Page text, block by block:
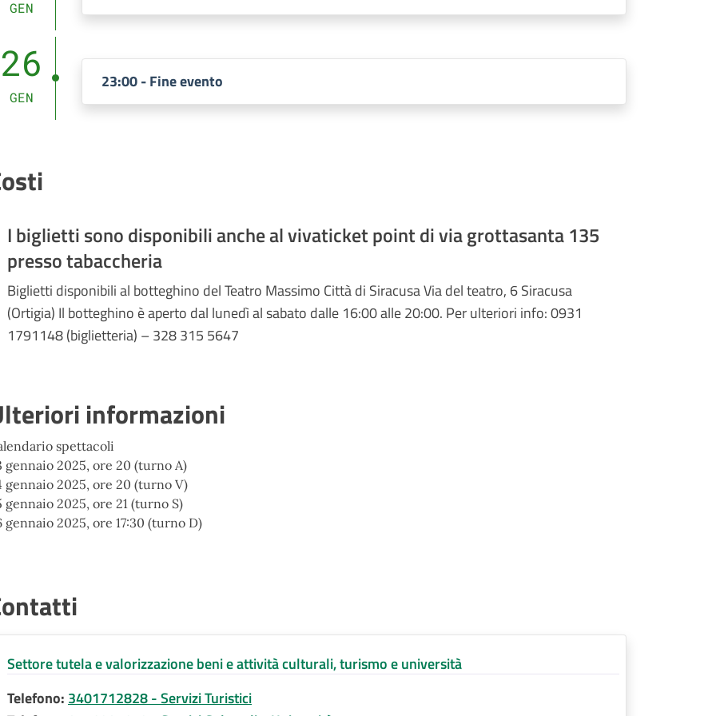
GEN
26
GEN
23:00 - Fine evento
I biglietti sono disponibili anche al vivaticket point di via grottasanta 135
presso tabaccheria
Biglietti disponibili al botteghino del Teatro Massimo Città di Siracusa Via del teatro, 6 Siracusa
(Ortigia) Il botteghino è aperto dal lunedì al sabato dalle 16:00 alle 20:00. Per ulteriori info: 0931
1791148 (biglietteria) – 328 315 5647
informazioni
spettacoli
gennaio 2025, ore 20 (turno A)
gennaio 2025, ore 20 (turno V)
gennaio 2025, ore 21 (turno S)
gennaio 2025, ore 17:30 (turno D)
Settore tutela e valorizzazione beni e attività culturali, turismo e università
Telefono: 3401712828 - Servizi Turistici